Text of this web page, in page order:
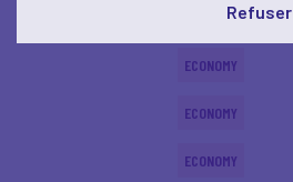
ECONOMY
ECONOMY
ECONOMY
ECONOMY
Refuser